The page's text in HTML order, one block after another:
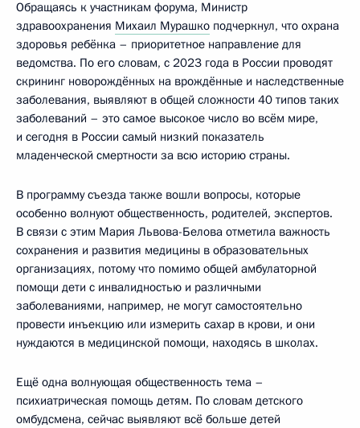
Обращаясь к участникам форума, Министр
здравоохранения Михаил Мурашко подчеркнул, что охрана
здоровья ребёнка – приоритетное направление для
ведомства. По его словам, с 2023 года в России проводят
скрининг новорождённых на врождённые и наследственные
заболевания, выявляют в общей сложности 40 типов таких
заболеваний – это самое высокое число во всём мире,
и сегодня в России самый низкий показатель
младенческой смертности за всю историю страны.
В программу съезда также вошли вопросы, которые
особенно волнуют общественность, родителей, экспертов.
В связи с этим Мария Львова-Белова отметила важность
сохранения и развития медицины в образовательных
организациях, потому что помимо общей амбулаторной
помощи дети с инвалидностью и различными
заболеваниями, например, не могут самостоятельно
провести инъекцию или измерить сахар в крови, и они
нуждаются в медицинской помощи, находясь в школах.
Ещё одна волнующая общественность тема –
психиатрическая помощь детям. По словам детского
омбудсмена, сейчас выявляют всё больше детей